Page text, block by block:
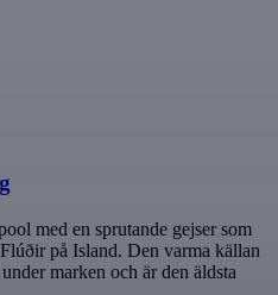
med en sprutande gejser som
på Island. Den varma källan
marken och är den äldsta